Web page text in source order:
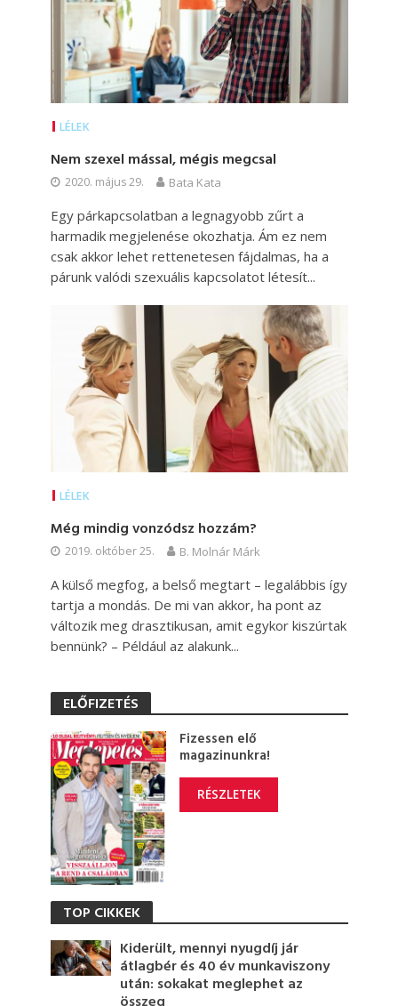
LÉLEK
Nem szexel mással, mégis megcsal
2020. május 29. Bata Kata
Egy párkapcsolatban a legnagyobb zűrt a
harmadik megjelenése okozhatja. Ám ez nem
csak akkor lehet rettenetesen fájdalmas, ha a
párunk valódi szexuális kapcsolatot létesít...
LÉLEK
Még mindig vonzódsz hozzám?
2019. október 25. B. Molnár Márk
A külső megfog, a belső megtart – legalábbis így
tartja a mondás. De mi van akkor, ha pont az
változik meg drasztikusan, amit egykor kiszúrtak
bennünk? – Például az alakunk...
ELŐFIZETÉS
Fizessen elő
magazinunkra!
RÉSZLETEK
TOP CIKKEK
Kiderült, mennyi nyugdíj jár
átlagbér és 40 év munkaviszony
után: sokakat meglephet az